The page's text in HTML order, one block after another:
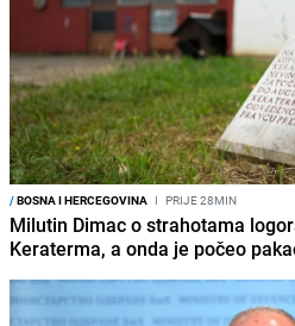
/BOSNA I HERCEGOVINA I PRIJE 28MIN
Milutin Dimac o strahotama
Keraterma, a onda je počeo